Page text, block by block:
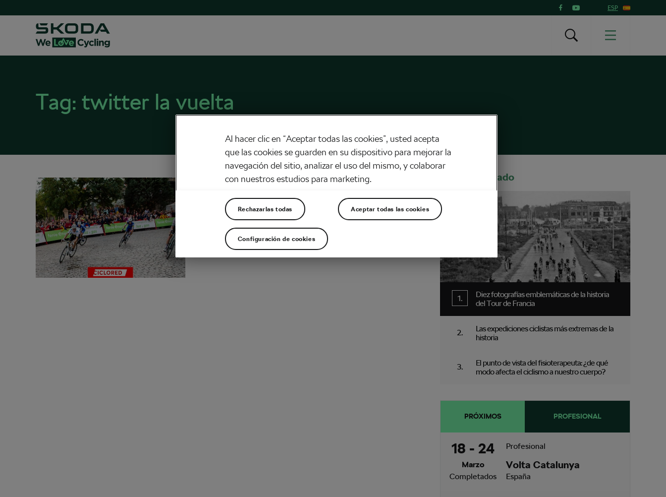
ESP
Tag: twitter la vuelta
La Vuelta en las redes sociales
Carretera
impresiones entre las 17.14 y las 20.37, el tiempo que estuvo el pelotón rodando. Los
datos de Kantar Media revelan que la presencia de la ronda española en las redes…
Recomendado
Diez fotografías emblemáticas de la historia
del Tour de Francia
Las expediciones ciclistas más extremas de la
historia
El punto de vista del fisioterapeuta: ¿de qué
modo afecta el ciclismo a nuestro cuerpo?
PRÓXIMOS PROFESIONAL
18 - 24
Marzo
Completados
Profesional
Volta Catalunya
España
Al hacer clic en “Aceptar todas las cookies”, usted acepta
que las cookies se guarden en su dispositivo para mejorar la
navegación del sitio, analizar el uso del mismo, y colaborar
con nuestros estudios para marketing.
Rechazarlas todas Aceptar todas las cookies
Configuración de cookies